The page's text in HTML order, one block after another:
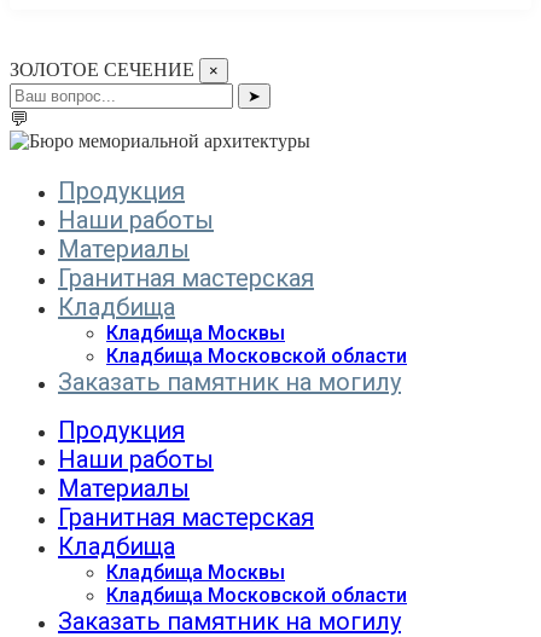
ЗОЛОТОЕ СЕЧЕНИЕ
×
➤
💬
Продукция
Наши работы
Материалы
Гранитная мастерская
Кладбища
Кладбища Москвы
Кладбища Московской области
Заказать памятник на могилу
Продукция
Наши работы
Материалы
Гранитная мастерская
Кладбища
Кладбища Москвы
Кладбища Московской области
Заказать памятник на могилу